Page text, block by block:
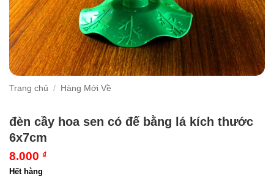
Trang chủ / Hàng Mới Về
đèn cầy hoa sen có đế bằng lá kích thước
6x7cm
8.000 ₫
Hết hàng